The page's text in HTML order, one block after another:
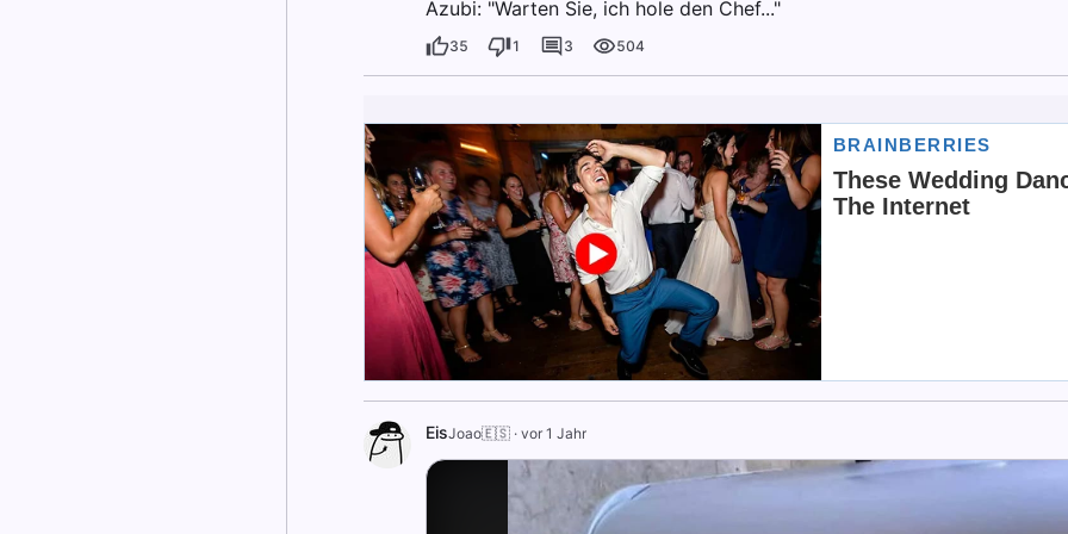
Azubi: "Warten Sie, ich hole den Chef..."
35 1 3 504
EisJoao🇪🇸· vor 1 Jahr